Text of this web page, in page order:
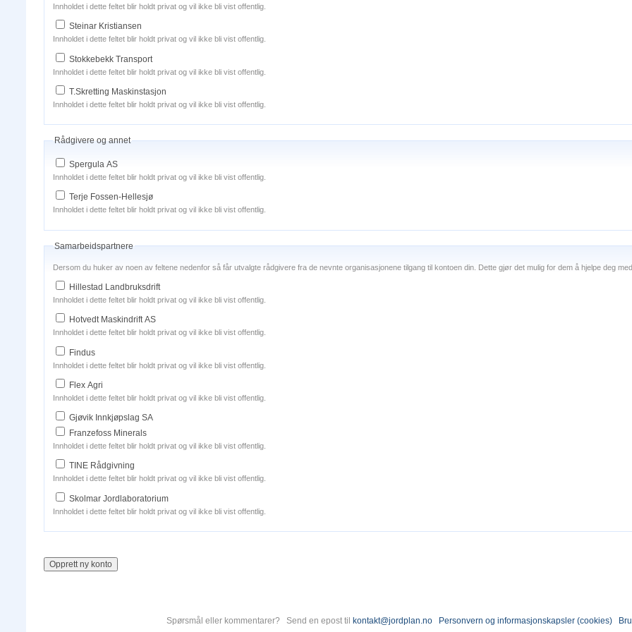
Innholdet i dette feltet blir holdt privat og vil ikke bli vist offentlig.
Steinar Kristiansen
Innholdet i dette feltet blir holdt privat og vil ikke bli vist offentlig.
Stokkebekk Transport
Innholdet i dette feltet blir holdt privat og vil ikke bli vist offentlig.
T.Skretting Maskinstasjon
Innholdet i dette feltet blir holdt privat og vil ikke bli vist offentlig.
Rådgivere og annet
Spergula AS
Innholdet i dette feltet blir holdt privat og vil ikke bli vist offentlig.
Terje Fossen-Hellesjø
Innholdet i dette feltet blir holdt privat og vil ikke bli vist offentlig.
Samarbeidspartnere
Dersom du huker av noen av feltene nedenfor så får utvalgte rådgivere fra de nevnte organisasjonene tilgang til kontoen din. Dette gjør det mulig for dem å hjelpe deg med
Hillestad Landbruksdrift
Innholdet i dette feltet blir holdt privat og vil ikke bli vist offentlig.
Hotvedt Maskindrift AS
Innholdet i dette feltet blir holdt privat og vil ikke bli vist offentlig.
Findus
Innholdet i dette feltet blir holdt privat og vil ikke bli vist offentlig.
Flex Agri
Innholdet i dette feltet blir holdt privat og vil ikke bli vist offentlig.
Gjøvik Innkjøpslag SA
Franzefoss Minerals
Innholdet i dette feltet blir holdt privat og vil ikke bli vist offentlig.
TINE Rådgivning
Innholdet i dette feltet blir holdt privat og vil ikke bli vist offentlig.
Skolmar Jordlaboratorium
Innholdet i dette feltet blir holdt privat og vil ikke bli vist offentlig.
Spørsmål eller kommentarer? Send en epost til kontakt@jordplan.no Personvern og informasjonskapsler (cookies)